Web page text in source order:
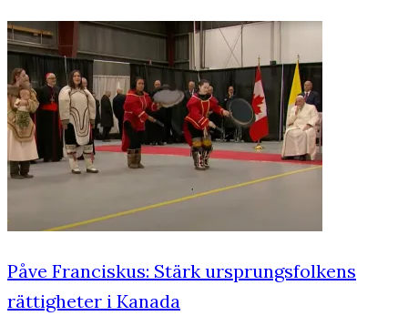
Påve Franciskus: Stärk ursprungsfolkens
rättigheter i Kanada